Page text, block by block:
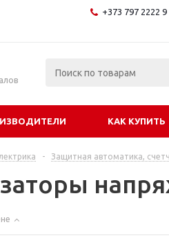
+373 797 2222 9
КАК КУПИТЬ
- Защитная автоматика,